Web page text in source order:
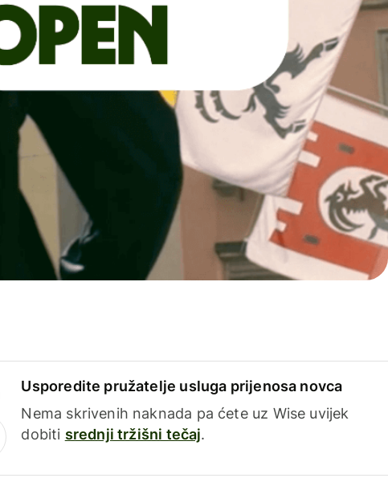
Usporedite pružatelje usluga prijenosa novca
Nema skrivenih naknada pa ćete uz Wise uvijek
dobiti srednji tržišni tečaj.